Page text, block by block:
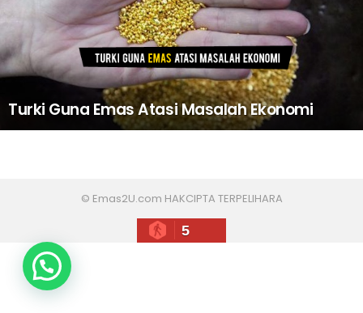
Turki Guna Emas Atasi Masalah Ekonomi
© Emas2U.com HAKCIPTA TERPELIHARA
5